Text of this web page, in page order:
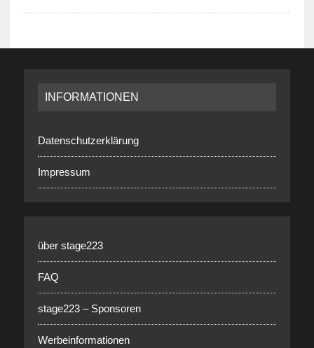
INFORMATIONEN
Datenschutzerklärung
Impressum
über stage223
FAQ
stage223 – Sponsoren
Werbeinformationen